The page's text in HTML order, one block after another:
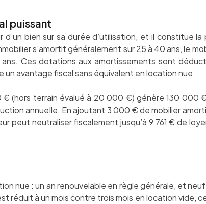
puissant
bien sur sa durée d’utilisation, et il constitue la
s’amortit généralement sur 25 à 40 ans, le
Ces dotations aux amortissements sont
avantage fiscal sans équivalent en location nue.
(hors terrain évalué à 20 000 €) génère 130 000
annuelle. En ajoutant 3 000 € de mobilier amorti
peut neutraliser fiscalement jusqu’à 9 761 € de
nue : un an renouvelable en règle générale, et
réduit à un mois contre trois mois en location vide,